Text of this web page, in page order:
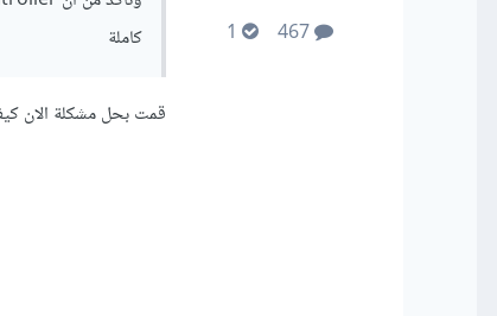
كاملة
قمت بحل مشكلة الان